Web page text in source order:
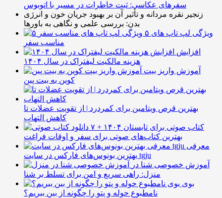
سفرهای عکاسی: ثبت خاطرات در مسیر با اتوبوس
زنجیر نقره مردانه و تأثیر آن بر بهبود جریان خون و انرژی
بدن: بررسی علمی و نگاهی به باورها
۵ ویژگی لپ تاپ های
مناسب سفر
افزایش
هزینه مالکیت لیفتراک در سال ۱۴۰۴
آموزش واریز بیت
کوین به بیت پین
بهترین قرص ویتامین برای کمردرد | از تقویت عضلات تا
کاهش التهاب
۷ کتاب صوتی برای تابستان ۱۴۰۴ +
بهترین کتاب‌های صوتی برای سفر و اوقات فراغت
معرفی
بهترین بونوس‌های فارکس در سایت tgju
آموزش خصوصی شنا در
منزل: راهی سریع و امن برای تسلط بر شنا
بوی
نامطبوع حوله و پتو را چگونه از بین ببریم؟